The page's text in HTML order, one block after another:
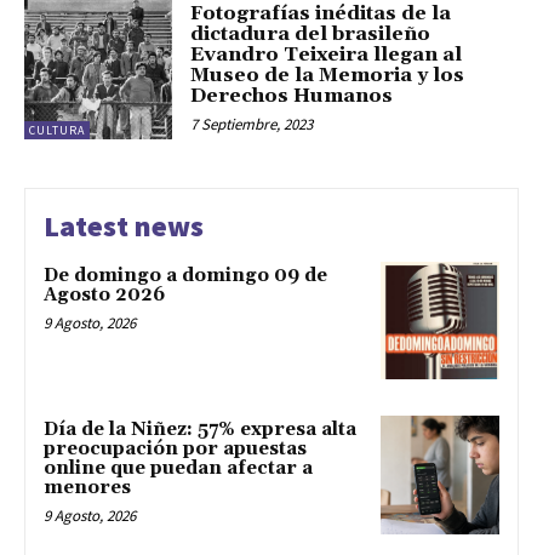
CULTURA
Fotografías inéditas de la
dictadura del brasileño
Evandro Teixeira llegan al
Museo de la Memoria y los
Derechos Humanos
7 Septiembre, 2023
Latest news
De domingo a domingo 09 de
Agosto 2026
9 Agosto, 2026
Día de la Niñez: 57% expresa alta
preocupación por apuestas
online que puedan afectar a
menores
9 Agosto, 2026